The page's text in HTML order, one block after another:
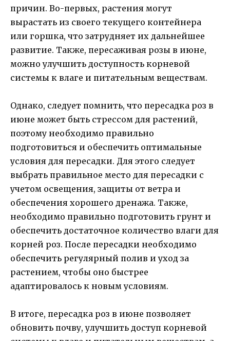
причин. Во-первых, растения могут
вырастать из своего текущего контейнера
или горшка, что затрудняет их дальнейшее
развитие. Также, пересаживая розы в июне,
можно улучшить доступность корневой
системы к влаге и питательным веществам.
Однако, следует помнить, что пересадка роз в
июне может быть стрессом для растений,
поэтому необходимо правильно
подготовиться и обеспечить оптимальные
условия для пересадки. Для этого следует
выбрать правильное место для пересадки с
учетом освещения, защиты от ветра и
обеспечения хорошего дренажа. Также,
необходимо правильно подготовить грунт и
обеспечить достаточное количество влаги для
корней роз. После пересадки необходимо
обеспечить регулярный полив и уход за
растением, чтобы оно быстрее
адаптировалось к новым условиям.
В итоге, пересадка роз в июне позволяет
обновить почву, улучшить доступ корневой